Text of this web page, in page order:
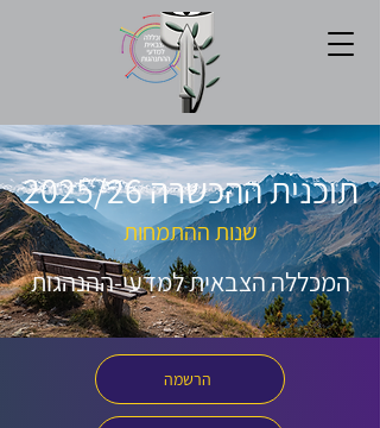
תוכנית ההכשרה2025/26
שנות ההתמחות
המכללה הצבאית למדעי-ההנהגות
הרשמה